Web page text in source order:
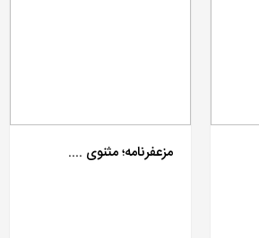
مزعفرنامه؛ مثنوی ....